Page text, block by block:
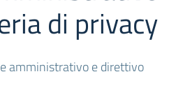
di privacy
amministrativo e direttivo